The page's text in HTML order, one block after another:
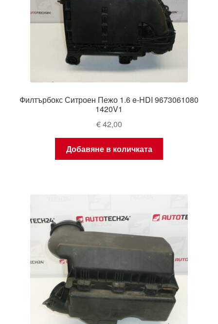
Филтърбокс Ситроен Пежо 1.6 e-HDI 9673061080
1420V1
€42,00
Добавяне в количката